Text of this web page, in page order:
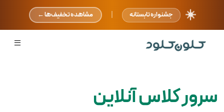
☀️ جشنواره تابستانه مشاهده تخفیف‌ها ←
سرور کلاس آنلاین